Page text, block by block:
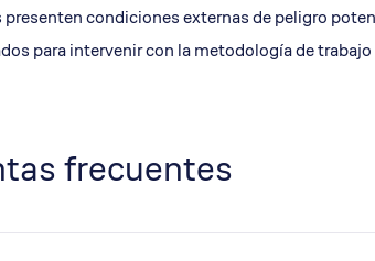
condiciones externas de peligro
para intervenir con la metodología de
frecuentes